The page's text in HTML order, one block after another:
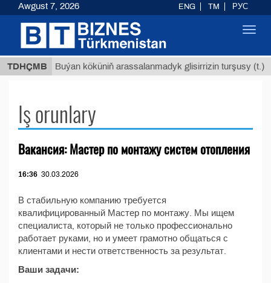
TDHÇMB Buýan köküniň arassalanmadyk glisirrizin turşusy (t.)
Iş orunlary
Вакансия: Мастер по монтажу систем отопления
16:36 30.03.2026
В стабильную компанию требуется
квалифицированный Мастер по монтажу. Мы ищем
специалиста, который не только профессионально
работает руками, но и умеет грамотно общаться с
клиентами и нести ответственность за результат.
Ваши задачи:
Awgust 7, 2026 ENG TM РУС